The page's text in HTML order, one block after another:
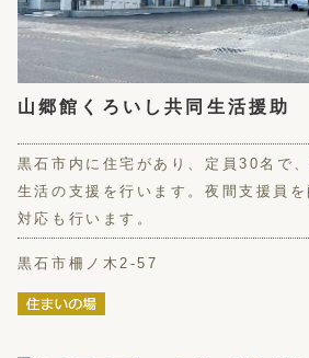
山郷館くろいし共同生活援助
黒石市内に住宅があり、定員30名で
生活の支援を行います。夜間支援員
対応も行います。
黒石市柵ノ木2-57